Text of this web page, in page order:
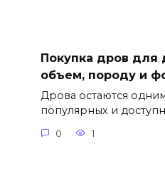
Покупка дров для
объем, породу и
Дрова остаются
популярных и
0 1